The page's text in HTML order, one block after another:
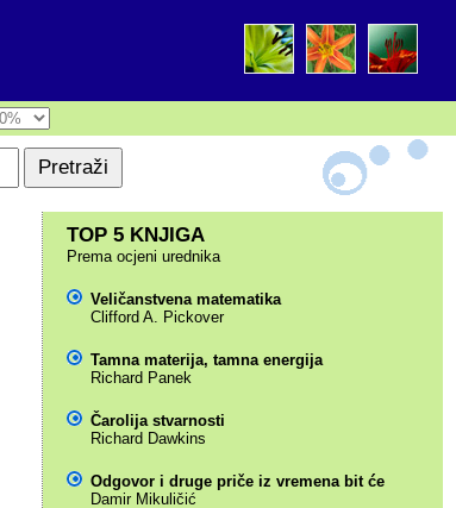
TOP 5 KNJIGA
Prema ocjeni urednika
Veličanstvena matematika
Clifford A. Pickover
Tamna materija, tamna energija
Richard Panek
Čarolija stvarnosti
Richard Dawkins
Odgovor i druge priče iz vremena bit će
Damir Mikuličić